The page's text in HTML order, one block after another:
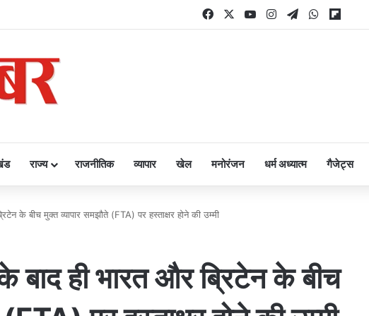
FacebookYouTubeInstagram
TelegramWhatsApp
राज्य राजनीतिक व्यापार खेल मनोरंजन धर्म अध्यात्म गैजेट्स
के बीच मुक्त व्यापार समझौते (FTA) पर हस्ताक्षर होने की उम्मी
ही भारत और ब्रिटेन के बीच